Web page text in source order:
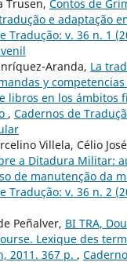
Trusen, Contos de
e adaptação
Tradução: v. 36 n. 1
Aranda, La
y
libros en los ámbitos
, Cadernos de
Villela, Célio
a Ditadura Militar:
de manutenção da
Tradução: v. 36 n. 2
Peñalver, BI TRA,
Lexique des
2011. 367 p. ,